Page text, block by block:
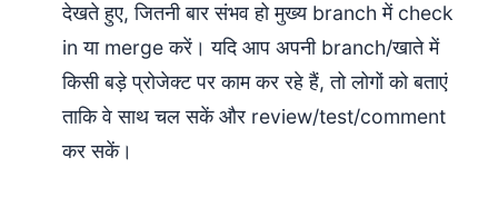
देखते हुए, जितनी बार संभव हो मुख्य branch में check
in या merge करें। यदि आप अपनी branch/खाते में
किसी बड़े प्रोजेक्ट पर काम कर रहे हैं, तो लोगों को बताएं
ताकि वे साथ चल सकें और review/test/comment
कर सकें।